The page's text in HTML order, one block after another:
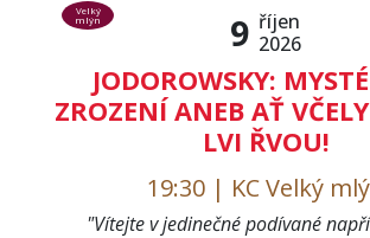
9 říjen
2026
JODOROWSKY:
ZROZENÍ ANEB AŤ
LVI ŘVOU!
Velký
mlýn
19:30 | KC Velký
"Vítejte v jedinečné podívané